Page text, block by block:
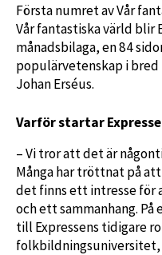
Första numret av Vår
Vår fantastiska värld blir
månadsbilaga, en 84
populärvetenskap i
Johan Erséus.
Varför startar
– Vi tror att det är
Många har tröttnat på
det finns ett intresse för
och ett sammanhang.
till Expressens tidigare
folkbildningsuniversitet,